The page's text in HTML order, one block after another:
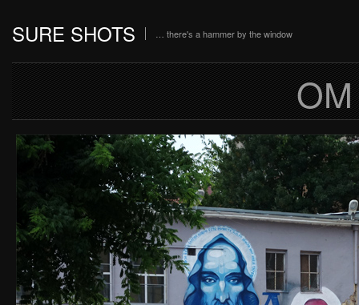
SURE SHOTS … there's a hammer by the window